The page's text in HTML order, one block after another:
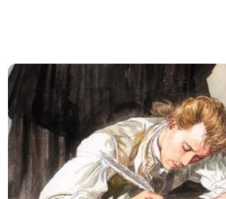
Guide 2026)
Bedroom Music Producer adalah
Paradoks Mahasiswa Musik: Kurang